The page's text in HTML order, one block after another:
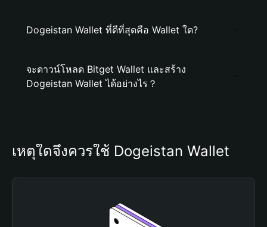
Dogeistan Wallet ที่ดีที่สุดคือ Wallet ใด?
จะดาวน์โหลด Bitget Wallet และสร้าง
Dogeistan Wallet ได้อย่างไร？
เหตุใดจึงควรใช้ Dogeistan Wallet